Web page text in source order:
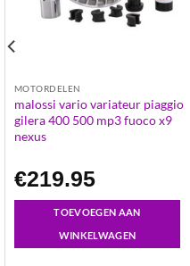
MOTORDELEN
malossi vario variateur piaggio
gilera 400 500 mp3 fuoco x9
nexus
€219.95
TOEVOEGEN AAN
WINKELWAGEN